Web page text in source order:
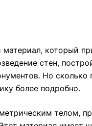
который
стен,
Но сколько
более подробно.
телом,